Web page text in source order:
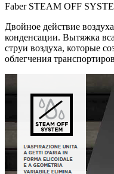
Faber STEAM OFF
Двойное действие
конденсации. Вытяжка
струи воздуха, которые
облегчения